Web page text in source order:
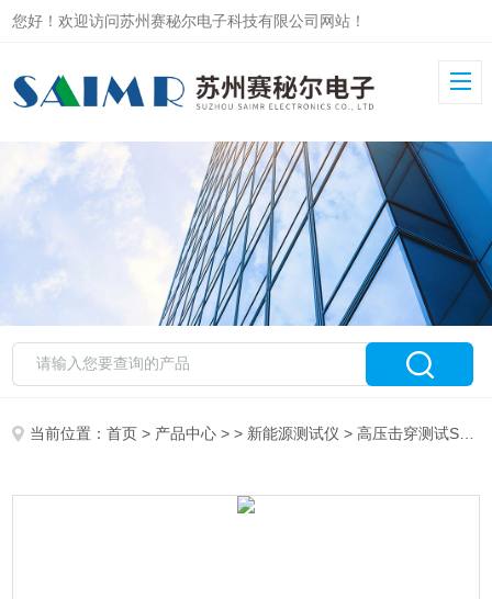
您好！欢迎访问苏州赛秘尔电子科技有限公司网站！
当前位置：首页 > 产品中心 > > 新能源测试仪 > 高压击穿测试SAIMR5000